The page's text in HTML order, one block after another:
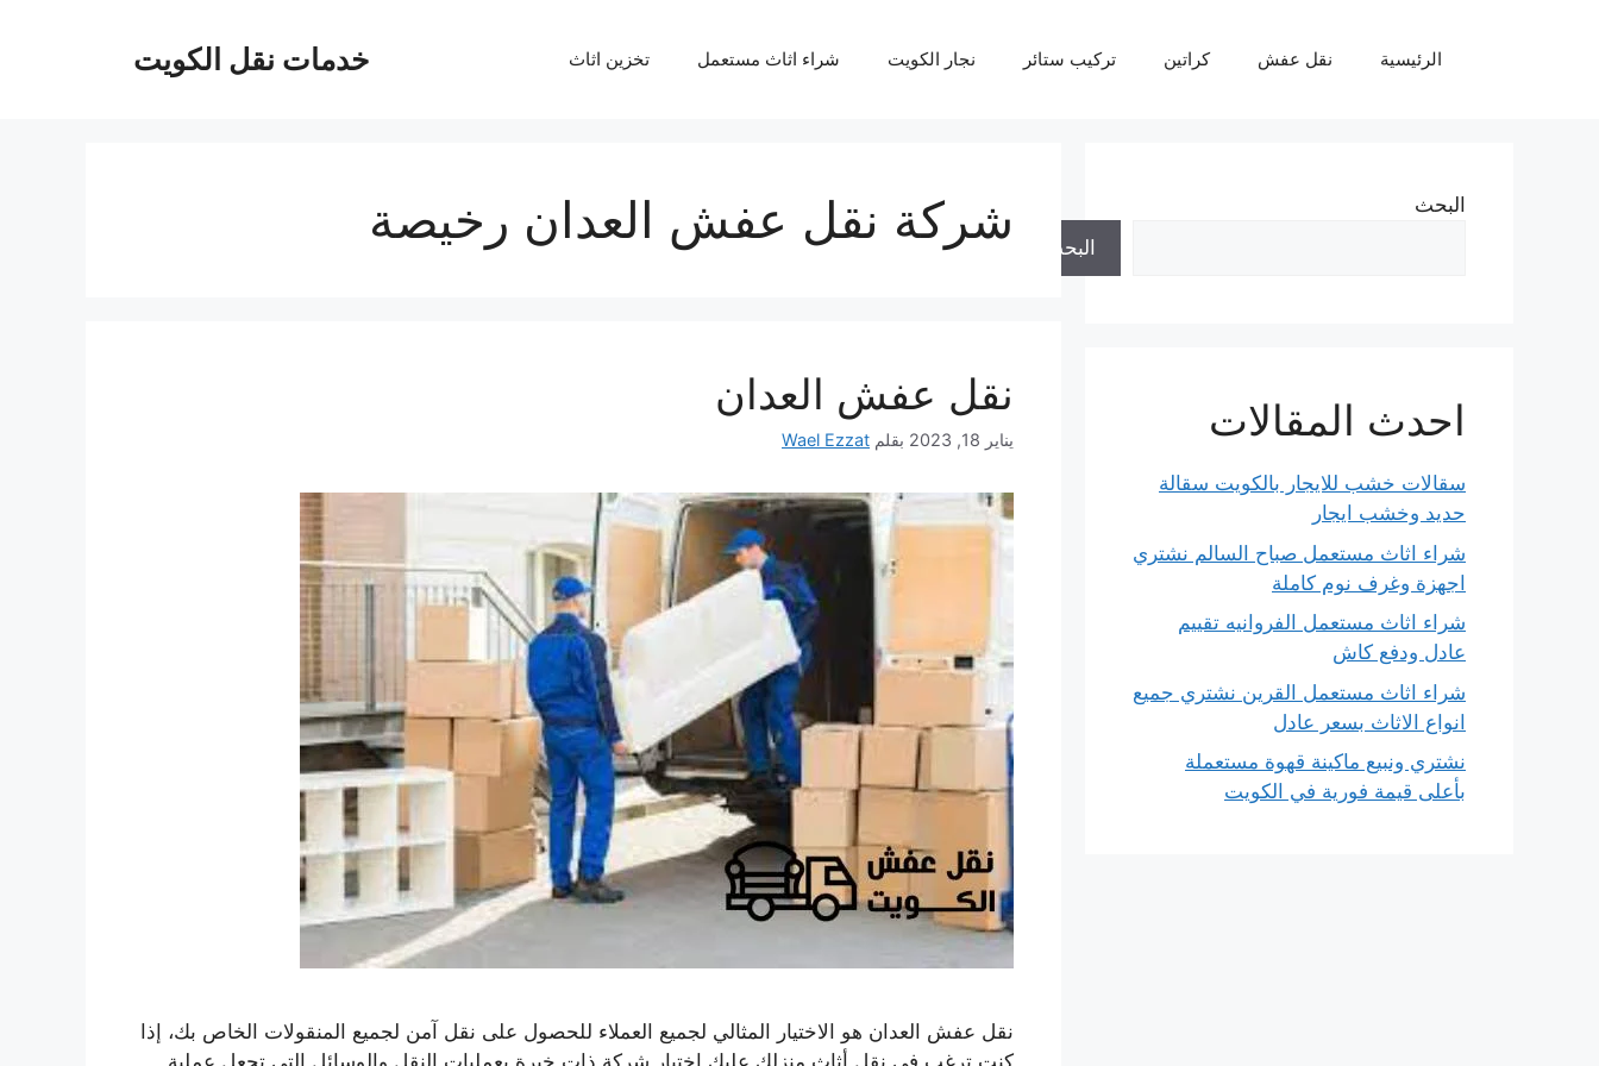
خدمات نقل الكويت الرئيسية نقل عفش كراتين تركيب ستائر نجار الكويت شراء اثاث مستعمل تخزين اثاث
شركة نقل عفش العدان رخيصة
نقل عفش العدان
يناير 18, 2023 بقلم Wael Ezzat
نقل عفش العدان هو الاختيار المثالي لجميع العملاء للحصول على نقل آمن لجميع المنقولات الخاص بك، إذا
البحث
البحث
احدث المقالات
سقالات خشب للايجار بالكويت سقالة
حديد وخشب ايجار
شراء اثاث مستعمل صباح السالم نشتري
اجهزة وغرف نوم كاملة
شراء اثاث مستعمل الفروانيه تقييم
عادل ودفع كاش
شراء اثاث مستعمل القرين نشتري جميع
انواع الاثاث بسعر عادل
نشتري ونبيع ماكينة قهوة مستعملة
بأعلى قيمة فورية في الكويت